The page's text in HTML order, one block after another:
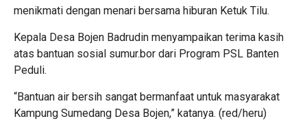
menikmati dengan menari bersama hiburan Ketuk Tilu.
Kepala Desa Bojen Badrudin menyampaikan terima kasih
atas bantuan sosial sumur.bor dari Program PSL Banten
Peduli.
“Bantuan air bersih sangat bermanfaat untuk masyarakat
Kampung Sumedang Desa Bojen,” katanya. (red/heru)